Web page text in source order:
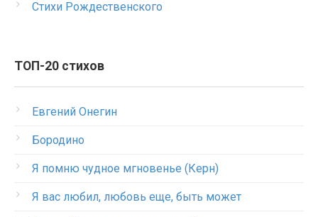
Стихи Рождественского
ТОП-20 стихов
Евгений Онегин
Бородино
Я помню чудное мгновенье (Керн)
Я вас любил, любовь еще, быть может